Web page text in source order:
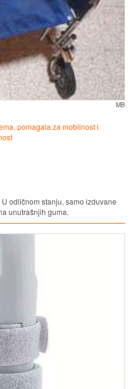
MB
pomagala za mobilnost i
odličnom stanju, samo izduvane
unutrašnjih guma.